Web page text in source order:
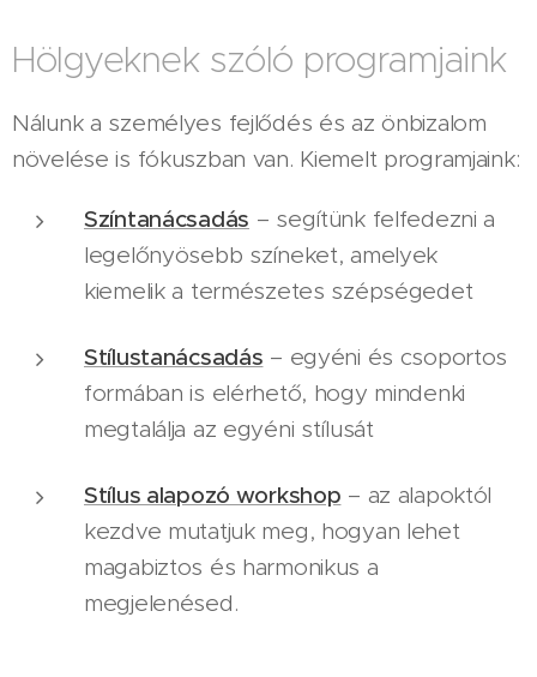
Hölgyeknek szóló programjaink
Nálunk a személyes fejlődés és az önbizalom
növelése is fókuszban van. Kiemelt programjaink:
Színtanácsadás – segítünk felfedezni a
legelőnyösebb színeket, amelyek
kiemelik a természetes szépségedet
Stílustanácsadás – egyéni és csoportos
formában is elérhető, hogy mindenki
megtalálja az egyéni stílusát
Stílus alapozó workshop – az alapoktól
kezdve mutatjuk meg, hogyan lehet
magabiztos és harmonikus a
megjelenésed.